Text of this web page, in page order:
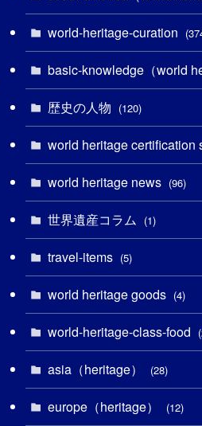
(10)
(32)
(18)
(1)
(109)
(4)
(20)
(3)
(13)
(32)
(13)
(2)
(2)
(2)
(1)
(9)
(1)
(4)
(1)
(27)
(10)
(4)
(9)
(3)
(8)
(27)
(19)
(8)
world-heritage-curation
basic-knowledge（world
歴史の人物 (120)
world heritage certification
world heritage news (96)
世界遺産コラム (1)
travel-items (5)
world heritage goods (4)
world-heritage-class-food
asia（heritage） (28)
(1)
europe（heritage） (12)